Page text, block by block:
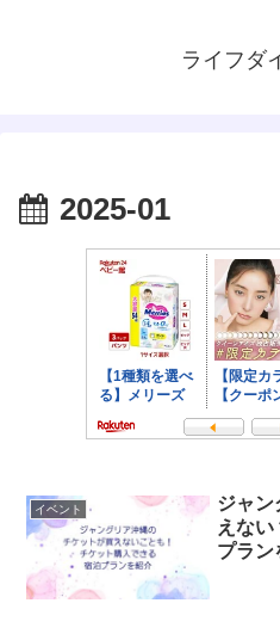
ライフダ
2025-01
イベント
ジャン
えな
プラン